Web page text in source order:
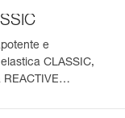
e
CLASSIC,